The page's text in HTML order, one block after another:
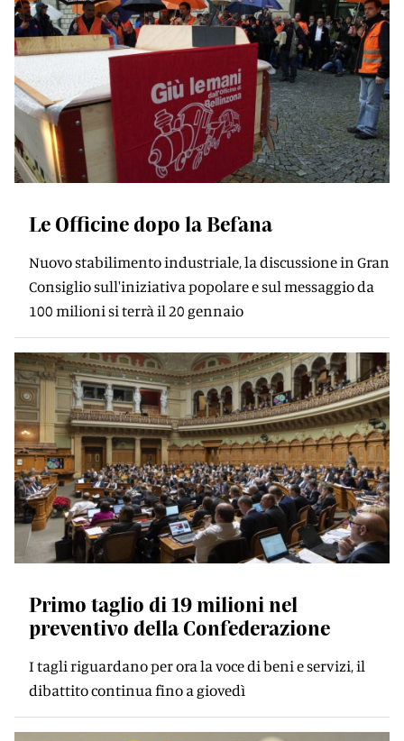
Le Officine dopo la Befana
Nuovo stabilimento industriale, la discussione in Gran
Consiglio sull'iniziativa popolare e sul messaggio da
100 milioni si terrà il 20 gennaio
Primo taglio di 19 milioni nel
preventivo della Confederazione
I tagli riguardano per ora la voce di beni e servizi, il
dibattito continua fino a giovedì